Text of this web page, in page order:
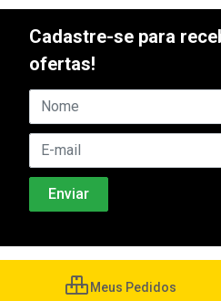
Cadastre-se para
ofertas!
Meus Pedidos